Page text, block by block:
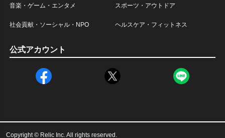
音楽・ゲーム・エンタメ スポーツ・アウトドア
社会貢献・ソーシャル・NPO ヘルスケア・フィットネス
公式アカウント
Copyright © Relic Inc. All rights reserved.